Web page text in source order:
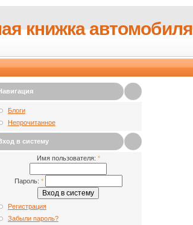
книжка автомобиля
Блоги
Непрочитанное
в систему
Имя пользователя: *
Пароль: *
Регистрация
Забыли пароль?